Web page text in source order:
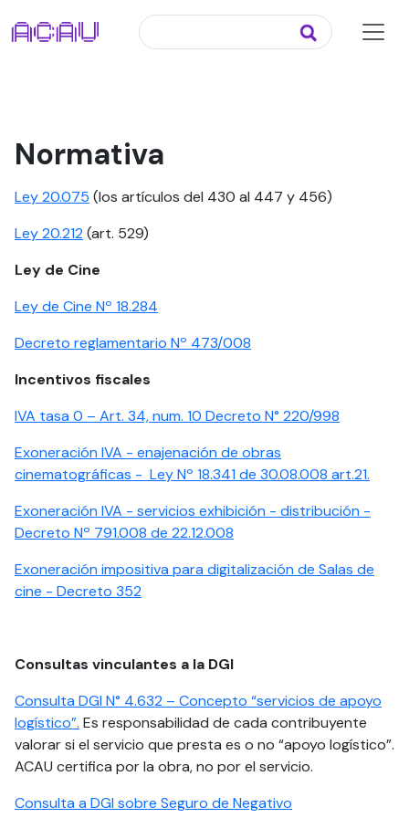
Normativa
Ley 20.075 (los artículos del 430 al 447 y 456)
Ley 20.212 (art. 529)
Ley de Cine
Ley de Cine Nº 18.284
Decreto reglamentario Nº 473/008
Incentivos fiscales
IVA tasa 0 – Art. 34, num. 10 Decreto N° 220/998
Exoneración IVA - enajenación de obras
cinematográficas - Ley Nº 18.341 de 30.08.008 art.21.
Exoneración IVA - servicios exhibición - distribución -
Decreto Nº 791.008 de 22.12.008
Exoneración impositiva para digitalización de Salas de
cine - Decreto 352
Consultas vinculantes a la DGI
Consulta DGI N° 4.632 – Concepto “servicios de apoyo
logístico”. Es responsabilidad de cada contribuyente
valorar si el servicio que presta es o no “apoyo logístico”.
ACAU certifica por la obra, no por el servicio.
Consulta a DGI sobre Seguro de Negativo